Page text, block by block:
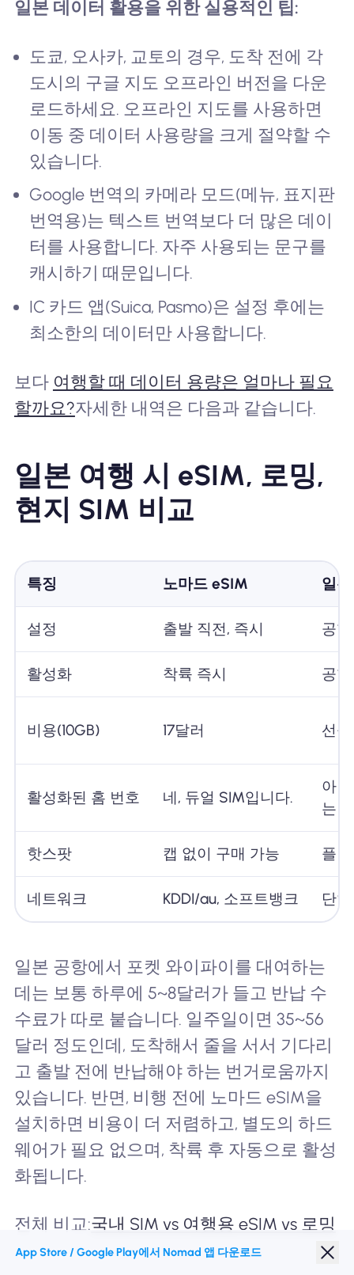
일본 데이터 활용을 위한 실용적인 팁:
도쿄, 오사카, 교토의 경우, 도착 전에 각
도시의 구글 지도 오프라인 버전을 다운
로드하세요. 오프라인 지도를 사용하면
이동 중 데이터 사용량을 크게 절약할 수
있습니다.
Google 번역의 카메라 모드(메뉴, 표지판
번역용)는 텍스트 번역보다 더 많은 데이
터를 사용합니다. 자주 사용되는 문구를
캐시하기 때문입니다.
IC 카드 앱(Suica, Pasmo)은 설정 후에는
최소한의 데이터만 사용합니다.
보다 여행할 때 데이터 용량은 얼마나 필요
할까요?자세한 내역은 다음과 같습니다.
일본 여행 시 eSIM, 로밍,
현지 SIM 비교
특징 노마드 eSIM 일
설정 출발 직전, 즉시 공
활성화 착륙 즉시 공
비용(10GB) 17달러 선
활성화된 홈 번호 네, 듀얼 SIM입니다.
아
는
핫스팟 캡 없이 구매 가능 플
네트워크 KDDI/au, 소프트뱅크 단
일본 공항에서 포켓 와이파이를 대여하는
데는 보통 하루에 5~8달러가 들고 반납 수
수료가 따로 붙습니다. 일주일이면 35~56
달러 정도인데, 도착해서 줄을 서서 기다리
고 출발 전에 반납해야 하는 번거로움까지
있습니다. 반면, 비행 전에 노마드 eSIM을
설치하면 비용이 더 저렴하고, 별도의 하드
웨어가 필요 없으며, 착륙 후 자동으로 활성
화됩니다.
전체 비교:국내 SIM vs 여행용 eSIM vs 로밍
App Store / Google Play에서 Nomad 앱 다운로드